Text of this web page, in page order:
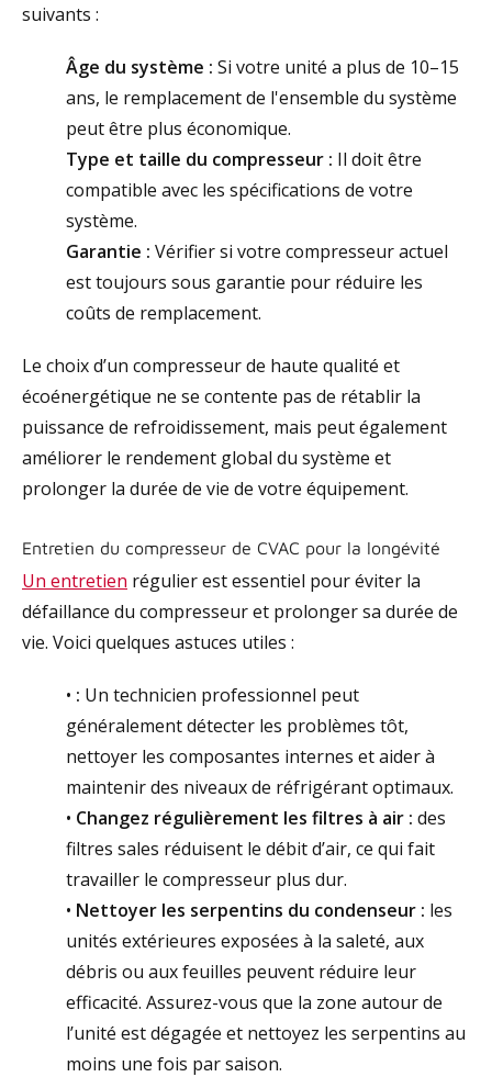
suivants :
Âge du système : Si votre unité a plus de 10–15
ans, le remplacement de l'ensemble du système
peut être plus économique.
Type et taille du compresseur : Il doit être
compatible avec les spécifications de votre
système.
Garantie : Vérifier si votre compresseur actuel
est toujours sous garantie pour réduire les
coûts de remplacement.
Le choix d’un compresseur de haute qualité et
écoénergétique ne se contente pas de rétablir la
puissance de refroidissement, mais peut également
améliorer le rendement global du système et
prolonger la durée de vie de votre équipement.
Entretien du compresseur de CVAC pour la longévité
Un entretien régulier est essentiel pour éviter la
défaillance du compresseur et prolonger sa durée de
vie. Voici quelques astuces utiles :
• : Un technicien professionnel peut
généralement détecter les problèmes tôt,
nettoyer les composantes internes et aider à
maintenir des niveaux de réfrigérant optimaux.
• Changez régulièrement les filtres à air : des
filtres sales réduisent le débit d’air, ce qui fait
travailler le compresseur plus dur.
• Nettoyer les serpentins du condenseur : les
unités extérieures exposées à la saleté, aux
débris ou aux feuilles peuvent réduire leur
efficacité. Assurez-vous que la zone autour de
l’unité est dégagée et nettoyez les serpentins au
moins une fois par saison.